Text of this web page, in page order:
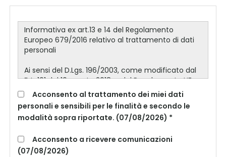
Acconsento al trattamento dei miei dati
personali e sensibili per le finalità e secondo le
modalità sopra riportate. (07/08/2026) *
Acconsento a ricevere comunicazioni
(07/08/2026)